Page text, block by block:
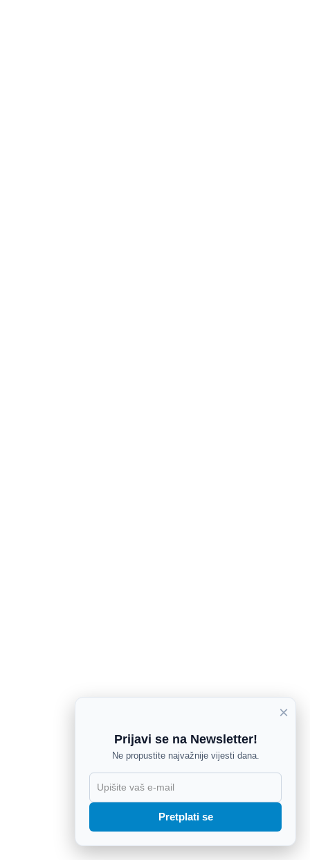
×
Prijavi se na Newsletter!
Ne propustite najvažnije vijesti dana.
Pretplati se